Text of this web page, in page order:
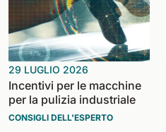
29 LUGLIO 2026
Incentivi per le macchine
per la pulizia industriale
CONSIGLI DELL'ESPERTO